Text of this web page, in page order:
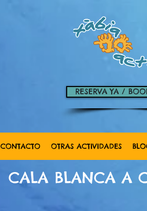
RESERVA YA /
CONTACTO OTRAS ACTIVIDADES
CALA BLANCA A